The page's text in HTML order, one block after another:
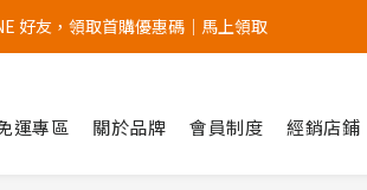
官網會員，首次購買 " 免運 "
好友，領取首購優惠碼｜馬上領取
運專區 關於品牌 會員制度 經銷店鋪